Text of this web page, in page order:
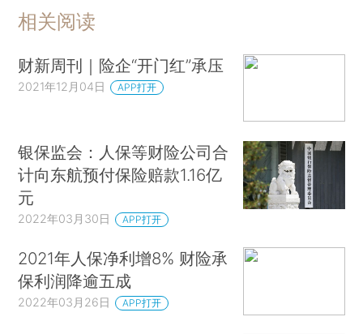
相关阅读
财新周刊｜险企“开门红”承压
2021年12月04日 APP打开
银保监会：人保等财险公司合
计向东航预付保险赔款1.16亿
元
2022年03月30日 APP打开
2021年人保净利增8% 财险承
保利润降逾五成
2022年03月26日 APP打开